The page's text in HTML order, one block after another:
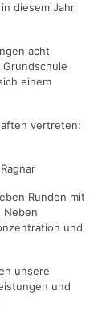
diesem Jahr
acht
einem
vertreten:
Runden mit
Neben
und
unsere
und